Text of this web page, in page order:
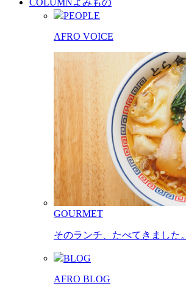
PEOPLE
AFRO VOICE
GOURMET
そのランチ、たべてきました。
BLOG
AFRO BLOG